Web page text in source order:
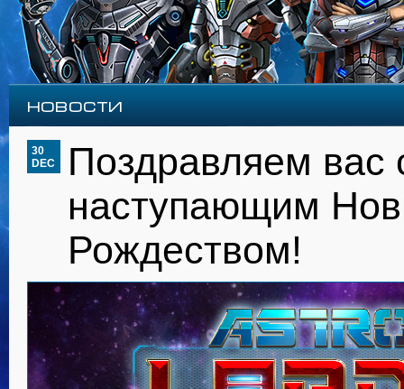
Новости
Поздравляем вас
наступающим
Рождеством!
30
DEC